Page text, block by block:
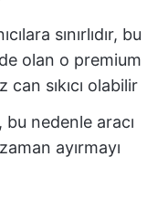
sınırlıdır, bu
olan o premium
sıkıcı olabilir
nedenle aracı
ayırmayı